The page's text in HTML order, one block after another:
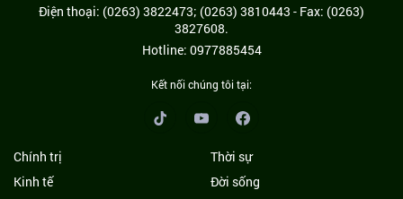
Điện thoại: (0263) 3822473; (0263) 3810443 - Fax: (0263)
3827608.
Hotline: 0977885454
Kết nối chúng tôi tại:
Chính trị
Thời sự
Kinh tế
Đời sống